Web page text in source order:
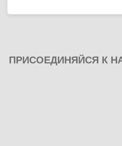
ПРИСОЕДИНЯЙСЯ К